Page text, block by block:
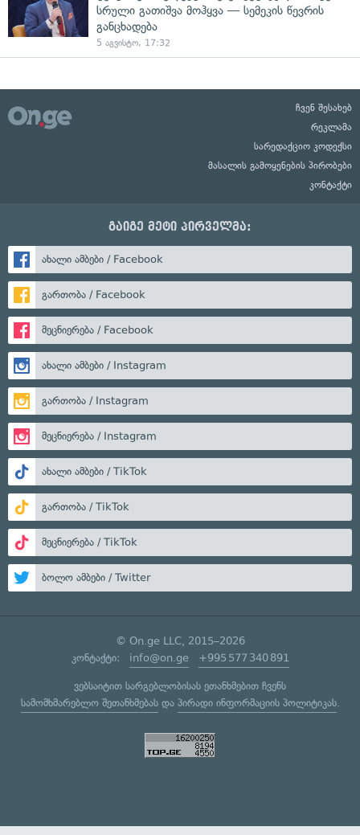
სრული გათიშვა მოჰყვა — სემეკის წევრის
განცხადება
5 აგვისტო, 17:32
ჩვენ შესახებ
რეკლამა
სარედაქციო კოდექსი
მასალის გამოყენების პირობები
კონტაქტი
გაიგე მეტი პირველმა:
ახალი ამბები / Facebook
გართობა / Facebook
მეცნიერება / Facebook
ახალი ამბები / Instagram
გართობა / Instagram
მეცნიერება / Instagram
ახალი ამბები / TikTok
გართობა / TikTok
მეცნიერება / TikTok
ბოლო ამბები / Twitter
© On.ge LLC, 2015–2026
კონტაქტი: info@on.ge +995 577 340 891
ვებსაიტით სარგებლობისას ეთანხმებით ჩვენს
სამომხმარებლო შეთანხმებასდა პირადი ინფორმაციის პოლიტიკას.